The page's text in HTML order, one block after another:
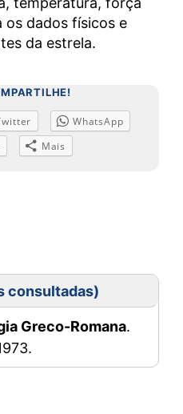
dados físicos e
da estrela.
WhatsApp
Mais
consultadas)
Greco-Romana.